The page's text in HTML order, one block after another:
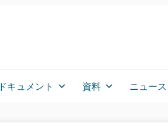
ドキュメント 資料 ニュース